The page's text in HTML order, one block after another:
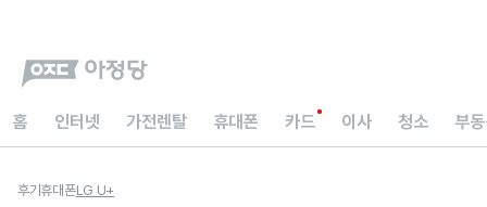
홈 인터넷 가전렌탈 휴대폰 카드 이사 청소 부
후기휴대폰LG U+